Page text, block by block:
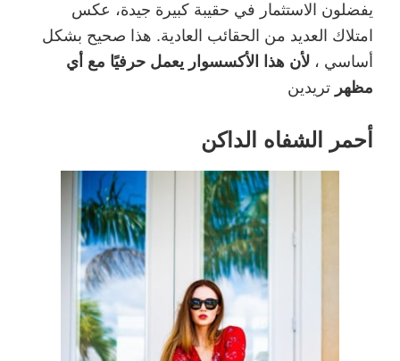
يفضلون الاستثمار في حقيبة كبيرة جيدة، عكس
امتلاك العديد من الحقائب العادية. هذا صحيح بشكل
أساسي ، لأن هذا الأكسسوار يعمل حرفيًا مع أي
مظهر تريدين
أحمر الشفاه الداكن